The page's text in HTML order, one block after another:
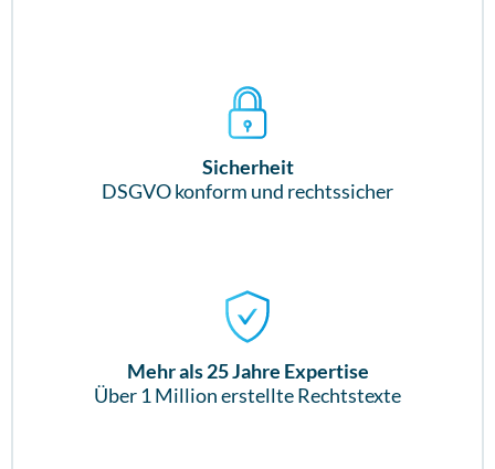
Sicherheit
DSGVO konform und rechtssicher
Mehr als 25 Jahre Expertise
Über 1 Million erstellte Rechtstexte